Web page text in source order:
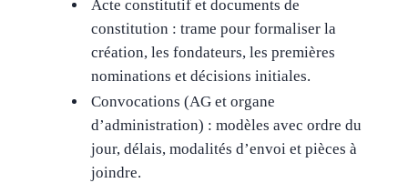
Acte constitutif et documents de
constitution : trame pour formaliser la
création, les fondateurs, les premières
nominations et décisions initiales.
Convocations (AG et organe
d’administration) : modèles avec ordre du
jour, délais, modalités d’envoi et pièces à
joindre.